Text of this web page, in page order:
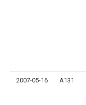
2007-05-16 A131